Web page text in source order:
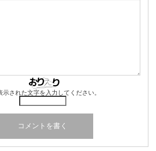
示された文字を入力してください。